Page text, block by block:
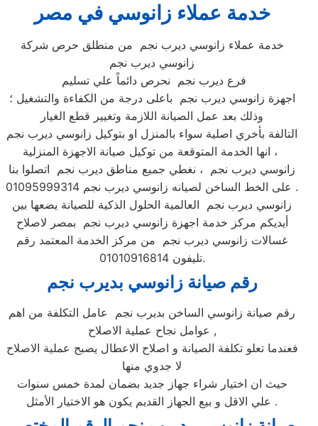
خدمة عملاء زانوسي في مصر
خدمة عملاء زانوسي ديرب نجم من منطلق حرص شركة
زانوسي ديرب نجم
فرع ديرب نجم نحرص دائماً علي تسليم
اجهزة زانوسي ديرب نجم باعلى درجة من الكفاءة والتشغيل ؛
وذلك بعد عمل الصيانة اللازمة وتغيير قطع الغيار
التالفة بأخري اصلية سواء بالمنزل او بتوكيل زانوسي ديرب نجم
، انها الخدمة المتوقعة من توكيل صيانة الاجهزة المنزلية
زانوسي ديرب نجم ، نغطي جميع مناطق ديرب نجم اتصلوا بنا
على الخط الساخن لصيانه زانوسي ديرب نجم 01095999314 .
زانوسي ديرب نجم العالمية الحلول الذكية للصيانة يضعها بين
أيديكم مركز خدمة اجهزة زانوسي ديرب نجم بمصر لاصلاح
غسالات زانوسي ديرب نجم من مركز الخدمة المعتمد رقم
تليفون 01010916814.
رقم صيانة زانوسي بديرب نجم
رقم صيانة زانوسي الساخن بديرب نجم عامل التكلفة من اهم
عوامل نجاح عملية الاصلاح ,
فعندما تعلو تكلفة الصيانة و اصلاح الاعطال يصبح عملية الاصلاح
لا جدوي منها
حيث ان اختيار شراء جهاز جديد بضمان لمدة خمس سنوات
علي الاقل و بيع الجهاز القديم يكون هو الاختيار الأمثل .